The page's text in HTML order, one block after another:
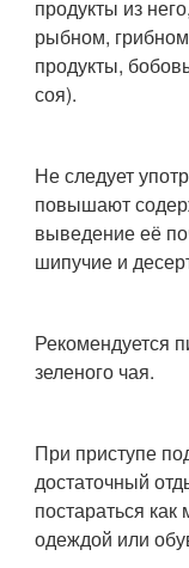
продукты из
рыбном,
продукты,
соя).
Не следует
повышают
выведение её
шипучие и
Рекомендуется
зеленого чая.
При приступе
достаточный
постараться
одеждой или